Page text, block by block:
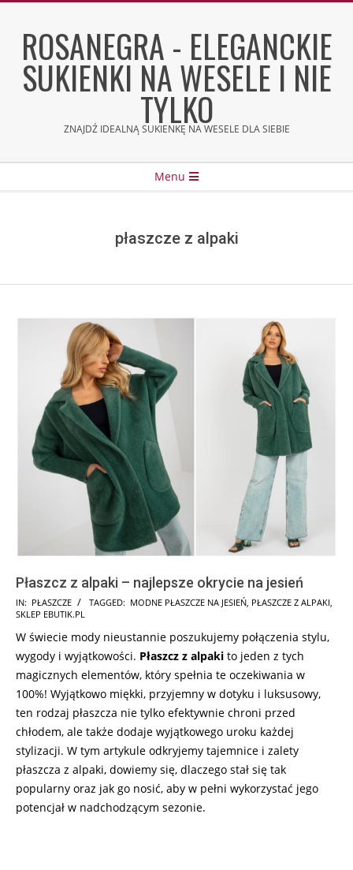
contentROSANEGRA - ELEGANCKIE
SUKIENKI NA WESELE I NIE
TYLKO
ZNAJDŹ IDEALNĄ SUKIENKĘ NA WESELE DLA SIEBIE
Menu
płaszcze z alpaki
Płaszcz z alpaki – najlepsze okrycie na jesień
2025-
08-
14
IN: PŁASZCZE TAGGED: MODNE PŁASZCZE NA JESIEŃ, PŁASZCZE Z ALPAKI,
SKLEP EBUTIK.PL
W świecie mody nieustannie poszukujemy połączenia stylu,
wygody i wyjątkowości. Płaszcz z alpaki to jeden z tych
magicznych elementów, który spełnia te oczekiwania w
100%! Wyjątkowo miękki, przyjemny w dotyku i luksusowy,
ten rodzaj płaszcza nie tylko efektywnie chroni przed
chłodem, ale także dodaje wyjątkowego uroku każdej
stylizacji. W tym artykule odkryjemy tajemnice i zalety
płaszcza z alpaki, dowiemy się, dlaczego stał się tak
popularny oraz jak go nosić, aby w pełni wykorzystać jego
potencjał w nadchodzącym sezonie.